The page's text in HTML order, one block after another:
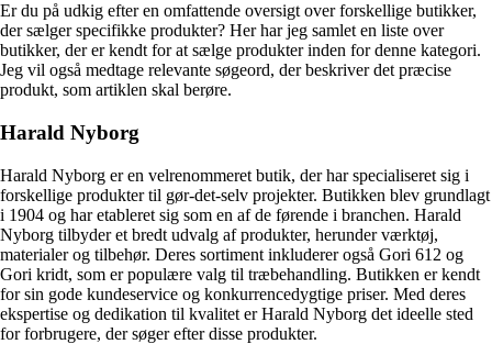
Er du på udkig efter en omfattende oversigt over forskellige butikker,
der sælger specifikke produkter? Her har jeg samlet en liste over
butikker, der er kendt for at sælge produkter inden for denne kategori.
Jeg vil også medtage relevante søgeord, der beskriver det præcise
produkt, som artiklen skal berøre.
Harald Nyborg
Harald Nyborg er en velrenommeret butik, der har specialiseret sig i
forskellige produkter til gør-det-selv projekter. Butikken blev grundlagt
i 1904 og har etableret sig som en af de førende i branchen. Harald
Nyborg tilbyder et bredt udvalg af produkter, herunder værktøj,
materialer og tilbehør. Deres sortiment inkluderer også Gori 612 og
Gori kridt, som er populære valg til træbehandling. Butikken er kendt
for sin gode kundeservice og konkurrencedygtige priser. Med deres
ekspertise og dedikation til kvalitet er Harald Nyborg det ideelle sted
for forbrugere, der søger efter disse produkter.